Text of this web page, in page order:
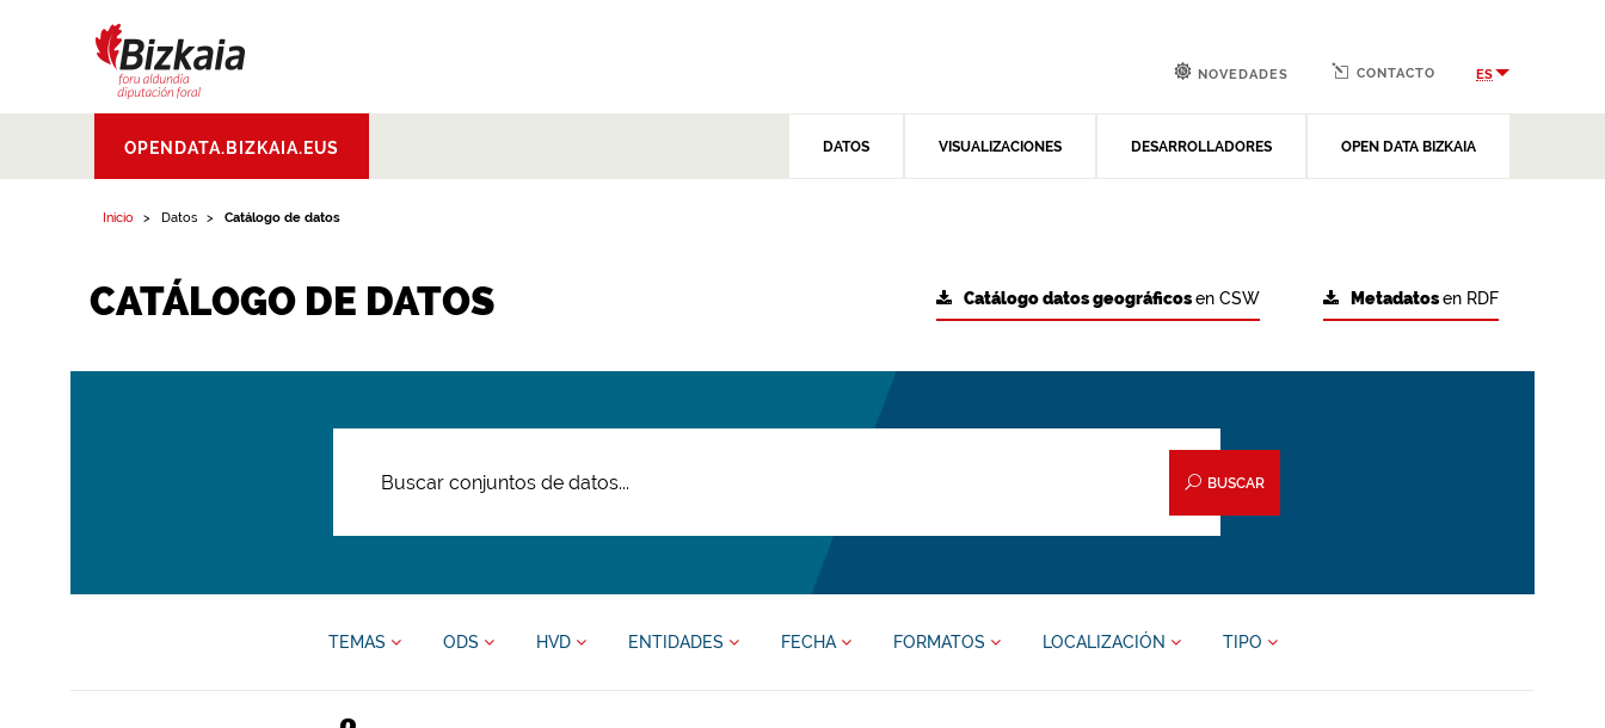
Aldundia.Diputacion
Foral de Bizkaia
OPENDATA.BIZKAIA.EUS DATOS VISUALIZACIONES DESARROLLADORES OPEN DATA BIZKAIA
NOVEDADES CONTACTO ES
Inicio Datos Catálogo de datos
CATÁLOGO DE DATOS Metadatosen RDF
Catálogo datos geográficosen CSW
BUSCAR
TEMAS ODS HVD ENTIDADES FECHA FORMATOS LOCALIZACIÓN TIPO